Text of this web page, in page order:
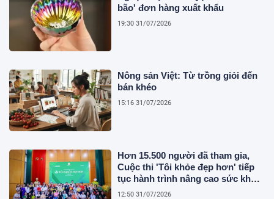
bão' đơn hàng xuất khẩu
19:30 31/07/2026
Nông sản Việt: Từ trồng giỏi đến
bán khéo
15:16 31/07/2026
Hơn 15.500 người đã tham gia,
Cuộc thi 'Tôi khỏe đẹp hơn' tiếp
tục hành trình nâng cao sức khỏe
người Việt
12:50 31/07/2026